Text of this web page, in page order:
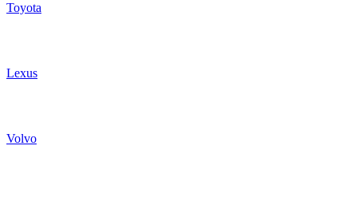
Toyota
Lexus
Volvo